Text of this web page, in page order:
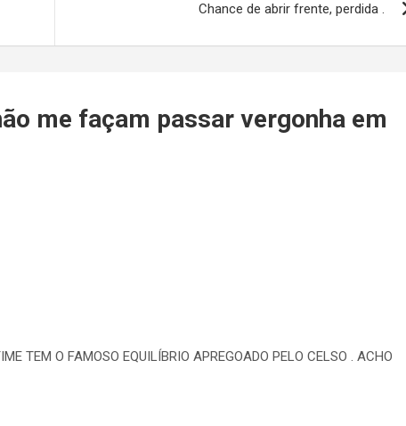
Chance de abrir frente, perdida .
me façam passar vergonha em
TEM O FAMOSO EQUILÍBRIO APREGOADO PELO CELSO . ACHO